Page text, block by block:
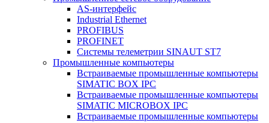
AS-интерфейс
Industrial Ethernet
PROFIBUS
PROFINET
Системы телеметрии SINAUT ST7
Промышленные компьютеры
Встраиваемые промышленные компьютеры
SIMATIC BOX IPC
Встраиваемые промышленные компьютеры
SIMATIC MICROBOX IPC
Встраиваемые промышленные компьютеры